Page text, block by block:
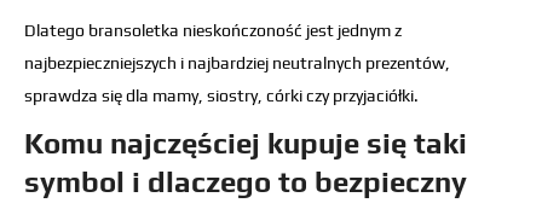
Dlatego bransoletka nieskończoność jest jednym z
najbezpieczniejszych i najbardziej neutralnych prezentów,
sprawdza się dla mamy, siostry, córki czy przyjaciółki.
Komu najczęściej kupuje się taki
symbol i dlaczego to bezpieczny